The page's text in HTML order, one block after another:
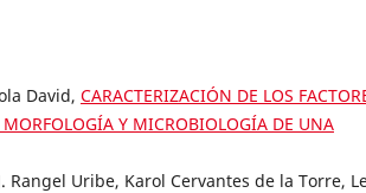
David, CARACTERIZACIÓN DE LOS
Y MICROBIOLOGÍA DE UNA
Uribe, Karol Cervantes de la Torre,